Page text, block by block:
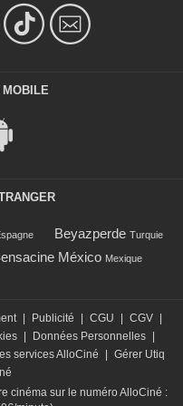
MOBILE
Beyazperde Turquie
México Mexique
Publicité CGU CGV
Données Personnelles
services AlloCiné
Gérer Utiq
cinéma sur le numéro AlloCiné :